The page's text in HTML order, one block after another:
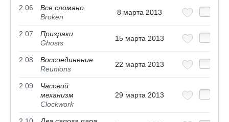
2.06
Все сломано
Broken
8 марта 2013
2.07
Призраки
Ghosts
15 марта 2013
2.08
Воссоединение
Reunions
22 марта 2013
2.09
Часовой
механизм
Clockwork
29 марта 2013